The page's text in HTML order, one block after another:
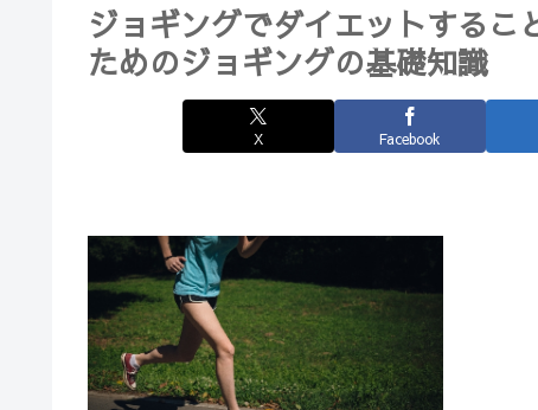
ジョギングでダイエットするこ
ためのジョギングの基礎知識
X Facebook